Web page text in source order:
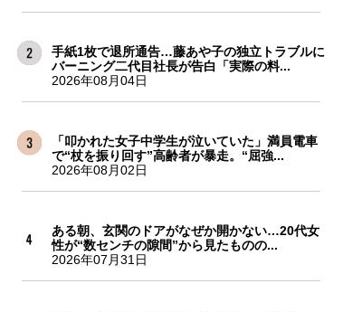
手紙1枚で退所通告…藤あや子の独立トラブルに
バーニング二代目社長が告白「実際の料...
2026年08月04日
「叩かれた女子中学生が泣いていた」満員電車
で“杖を振り回す”高齢者が暴走。“屈強...
2026年08月02日
ある朝、玄関のドアがなぜか開かない…20代女
性が“数センチの隙間”から見たものの...
2026年07月31日